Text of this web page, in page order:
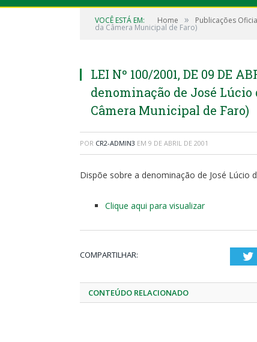
VOCÊ ESTÁ EM: Home » Publicações
da Câmera Municipal de Faro)
LEI Nº 100/2001, DE 09 DE
denominação de José
Câmera Municipal de Faro)
POR CR2-ADMIN3 EM 9 DE ABRIL DE 2001
Dispõe sobre a denominação de José Lúcio
Clique aqui para visualizar
COMPARTILHAR:
CONTEÚDO RELACIONADO